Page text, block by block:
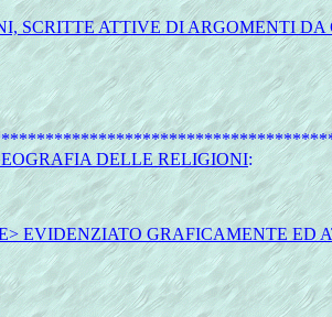
SCRITTE ATTIVE DI ARGOMENTI DA
DELLE RELIGIONI:
EVIDENZIATO GRAFICAMENTE ED